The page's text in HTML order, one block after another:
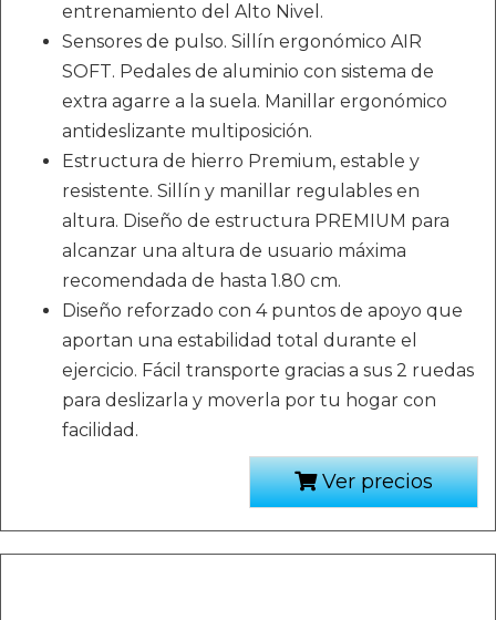
entrenamiento del Alto Nivel.
Sensores de pulso. Sillín ergonómico AIR
SOFT. Pedales de aluminio con sistema de
extra agarre a la suela. Manillar ergonómico
antideslizante multiposición.
Estructura de hierro Premium, estable y
resistente. Sillín y manillar regulables en
altura. Diseño de estructura PREMIUM para
alcanzar una altura de usuario máxima
recomendada de hasta 1.80 cm.
Diseño reforzado con 4 puntos de apoyo que
aportan una estabilidad total durante el
ejercicio. Fácil transporte gracias a sus 2 ruedas
para deslizarla y moverla por tu hogar con
facilidad.
Ver precios